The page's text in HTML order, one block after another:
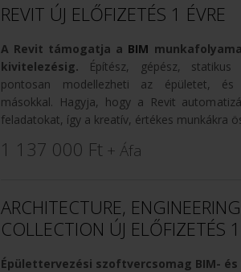
REVIT ÚJ ELŐFIZETÉS 1 ÉVRE
A Revit támogatja a BIM
kivitelezésig. Építész, gépész,
pontosan modellezheti az épületet, és
másokkal. Hagyja, hogy a Revit
feladatokat, így a kreatív, értékes munkákra
1 137 000 Ft + Áfa
ARCHITECTURE,
COLLECTION ÚJ ELŐFIZETÉS
Épülettervezési szoftvercsomag BIM- és